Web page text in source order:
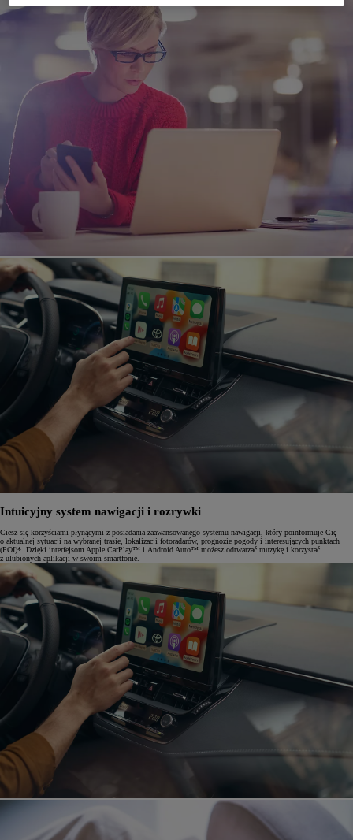
Intuicyjny system nawigacji i rozrywki
Ciesz się korzyściami płynącymi z posiadania zaawansowanego systemu nawigacji, który poinformuje Cię
o aktualnej sytuacji na wybranej trasie, lokalizacji fotoradarów, prognozie pogody i interesujących punktach
(POI)*. Dzięki interfejsom Apple CarPlay™ i Android Auto™ możesz odtwarzać muzykę i korzystać
z ulubionych aplikacji w swoim smartfonie.